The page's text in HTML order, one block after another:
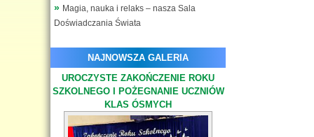
Magia, nauka i relaks – nasza Sala
Doświadczania Świata
NAJNOWSZA GALERIA
UROCZYSTE ZAKOŃCZENIE ROKU
SZKOLNEGO I POŻEGNANIE UCZNIÓW
KLAS ÓSMYCH